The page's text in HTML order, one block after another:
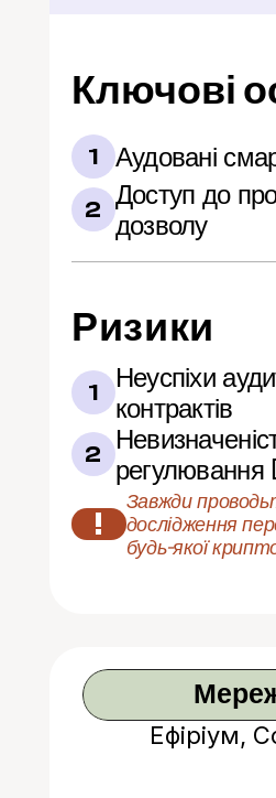
Ключові
1 Аудовані
2 Доступ до
дозволу
Ризики
1
Неуспіхи
контрактів
2 регулювання
!
Завжди
дослідження
будь-якої
Ефіріум,